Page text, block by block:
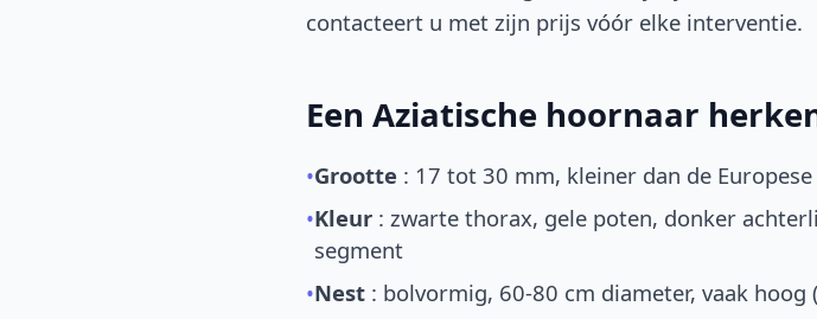
contacteert u met zijn prijs vóór elke interventie.
Een Aziatische hoornaar
•Grootte : 17 tot 30 mm, kleiner dan de
•Kleur : zwarte thorax, gele poten, donker
segment
•Nest : bolvormig, 60-80 cm diameter, vaak hoog